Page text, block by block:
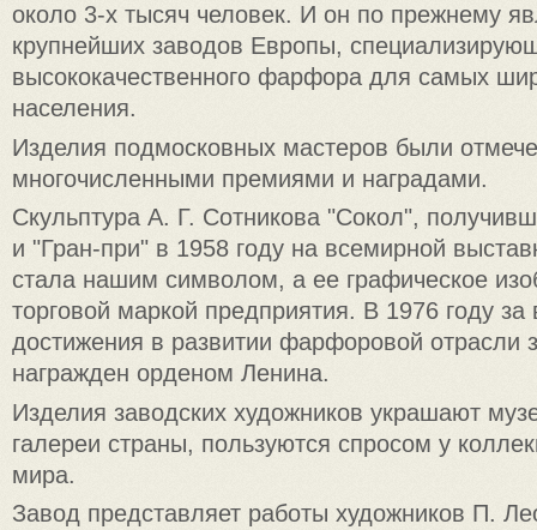
около 3-х тысяч человек. И он по прежнему
крупнейших заводов Европы,
высококачественного фарфора для самых
населения.
Изделия подмосковных мастеров были
многочисленными премиями и наградами.
Скульптура А. Г. Сотникова "Сокол",
и "Гран-при" в 1958 году на всемирной
стала нашим символом, а ее графическое
торговой маркой предприятия. В 1976 году
достижения в развитии фарфоровой отрасли
награжден орденом Ленина.
Изделия заводских художников украшают
галереи страны, пользуются спросом у
мира.
Завод представляет работы художников П.